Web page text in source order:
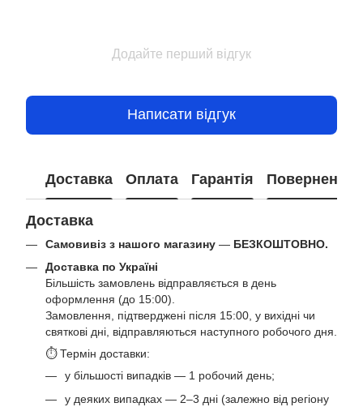
Додайте перший відгук
Написати відгук
Доставка Оплата Гарантія Повернення
Доставка
Самовивіз з нашого магазину — БЕЗКОШТОВНО.
Доставка по Україні
Більшість замовлень відправляється в день
оформлення (до 15:00).
Замовлення, підтверджені після 15:00, у вихідні чи
святкові дні, відправляються наступного робочого дня.
⏱ Термін доставки:
у більшості випадків — 1 робочий день;
у деяких випадках — 2–3 дні (залежно від регіону